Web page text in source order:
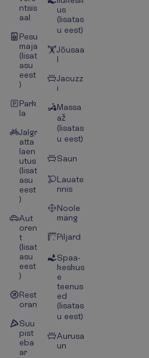
ntsis
aal
Pesu
maja
(lisat
asu
eest
)
Park
la
Jalgr
atta
laen
utus
(lisat
asu
eest
)
Aut
oren
t
(lisat
asu
eest
)
Rest
oran
Suu
pist
eba
ar
us
(lisatas
u eest)
Jõusaa
l
Jacuzz
i
Massa
až
(lisatas
u eest)
Saun
Lauate
nnis
Noole
mäng
Piljard
Spaa-
keskus
e
teenus
ed
(lisatas
u eest)
Aurusa
un